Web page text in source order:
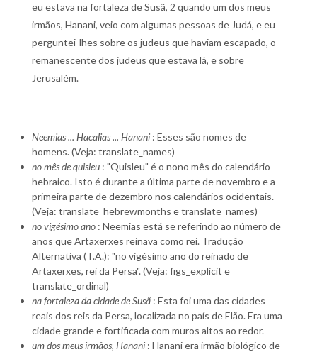
eu estava na fortaleza de Susã, 2 quando um dos meus
irmãos, Hanani, veio com algumas pessoas de Judá, e eu
perguntei-lhes sobre os judeus que haviam escapado, o
remanescente dos judeus que estava lá, e sobre
Jerusalém.
Neemias ... Hacalias ... Hanani : Esses são nomes de
homens. (Veja: translate_names)
no mês de quisleu : "Quisleu" é o nono mês do calendário
hebraico. Isto é durante a última parte de novembro e a
primeira parte de dezembro nos calendários ocidentais.
(Veja: translate_hebrewmonths e translate_names)
no vigésimo ano : Neemias está se referindo ao número de
anos que Artaxerxes reinava como rei. Tradução
Alternativa (T.A.): "no vigésimo ano do reinado de
Artaxerxes, rei da Persa". (Veja: figs_explicit e
translate_ordinal)
na fortaleza da cidade de Susã : Esta foi uma das cidades
reais dos reis da Persa, localizada no país de Elão. Era uma
cidade grande e fortificada com muros altos ao redor.
um dos meus irmãos, Hanani : Hanani era irmão biológico de